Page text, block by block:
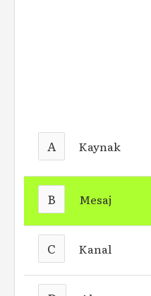
A Kaynak
B Mesaj
C Kanal